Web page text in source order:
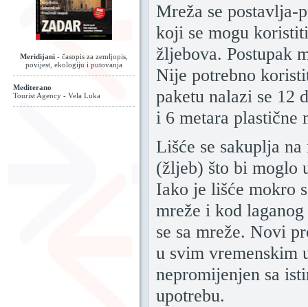
Meridijani - časopis za zemljopis,
povijest, ekologiju i putovanja
Mediterano
Tourist Agency - Vela Luka
Mreža se postavlja-
koji se mogu
žljebova. Postupak
Nije potrebno
paketu nalazi se 12
i 6 metara plastične
Lišće se sakuplja
(žljeb) što bi moglo
Iako je lišće mokro
mreže i kod
se sa mreže. Novi
u svim vremenskim
nepromijenjen sa
upotrebu.